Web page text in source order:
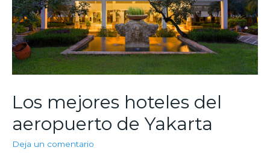
Los mejores hoteles del
aeropuerto de Yakarta
Deja un comentario